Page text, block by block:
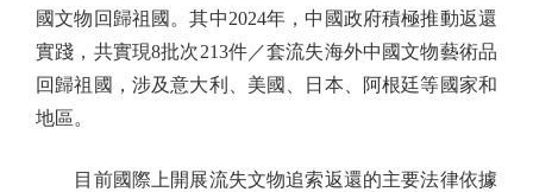
國文物回歸祖國。其中2024年，中國政府積極推動返還
實踐，共實現8批次213件／套流失海外中國文物藝術品
回歸祖國，涉及意大利、美國、日本、阿根廷等國家和
地區。
目前國際上開展流失文物追索返還的主要法律依據